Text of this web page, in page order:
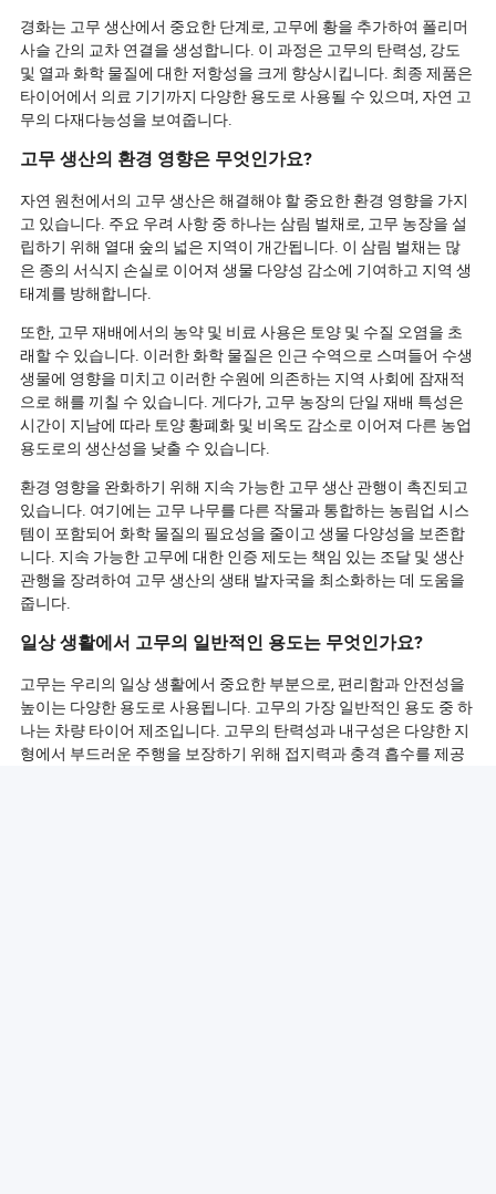
경화는 고무 생산에서 중요한 단계로, 고무에 황을 추가하여 폴리머
사슬 간의 교차 연결을 생성합니다. 이 과정은 고무의 탄력성, 강도
및 열과 화학 물질에 대한 저항성을 크게 향상시킵니다. 최종 제품은
타이어에서 의료 기기까지 다양한 용도로 사용될 수 있으며, 자연 고
무의 다재다능성을 보여줍니다.
고무 생산의 환경 영향은 무엇인가요?
자연 원천에서의 고무 생산은 해결해야 할 중요한 환경 영향을 가지
고 있습니다. 주요 우려 사항 중 하나는 삼림 벌채로, 고무 농장을 설
립하기 위해 열대 숲의 넓은 지역이 개간됩니다. 이 삼림 벌채는 많
은 종의 서식지 손실로 이어져 생물 다양성 감소에 기여하고 지역 생
태계를 방해합니다.
또한, 고무 재배에서의 농약 및 비료 사용은 토양 및 수질 오염을 초
래할 수 있습니다. 이러한 화학 물질은 인근 수역으로 스며들어 수생
생물에 영향을 미치고 이러한 수원에 의존하는 지역 사회에 잠재적
으로 해를 끼칠 수 있습니다. 게다가, 고무 농장의 단일 재배 특성은
시간이 지남에 따라 토양 황폐화 및 비옥도 감소로 이어져 다른 농업
용도로의 생산성을 낮출 수 있습니다.
환경 영향을 완화하기 위해 지속 가능한 고무 생산 관행이 촉진되고
있습니다. 여기에는 고무 나무를 다른 작물과 통합하는 농림업 시스
템이 포함되어 화학 물질의 필요성을 줄이고 생물 다양성을 보존합
니다. 지속 가능한 고무에 대한 인증 제도는 책임 있는 조달 및 생산
관행을 장려하여 고무 생산의 생태 발자국을 최소화하는 데 도움을
줍니다.
일상 생활에서 고무의 일반적인 용도는 무엇인가요?
고무는 우리의 일상 생활에서 중요한 부분으로, 편리함과 안전성을
높이는 다양한 용도로 사용됩니다. 고무의 가장 일반적인 용도 중 하
나는 차량 타이어 제조입니다. 고무의 탄력성과 내구성은 다양한 지
형에서 부드러운 주행을 보장하기 위해 접지력과 충격 흡수를 제공